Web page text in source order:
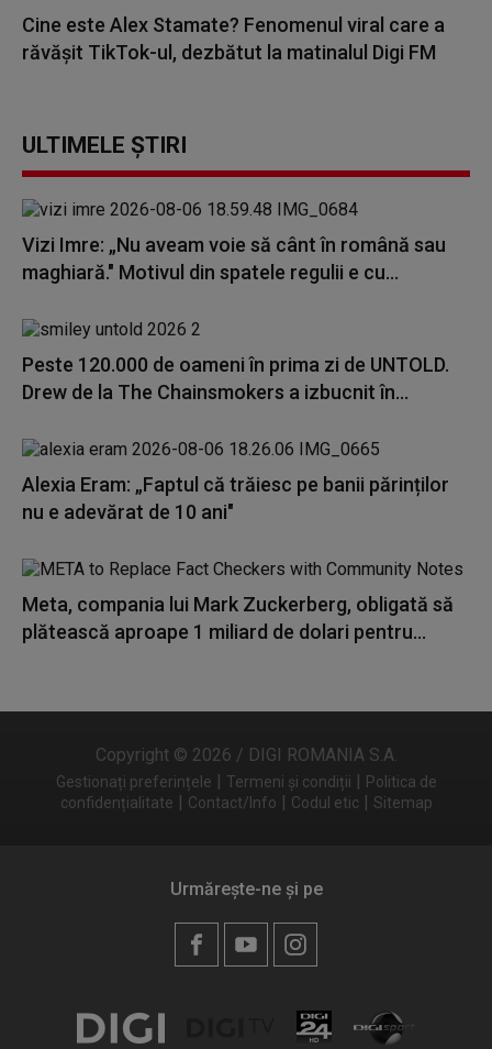
Cine este Alex Stamate? Fenomenul viral care a
răvășit TikTok-ul, dezbătut la matinalul Digi FM
ULTIMELE ȘTIRI
Vizi Imre: „Nu aveam voie să cânt în română sau
maghiară." Motivul din spatele regulii e cu...
Peste 120.000 de oameni în prima zi de UNTOLD.
Drew de la The Chainsmokers a izbucnit în...
Alexia Eram: „Faptul că trăiesc pe banii părinților
nu e adevărat de 10 ani"
Meta, compania lui Mark Zuckerberg, obligată să
plătească aproape 1 miliard de dolari pentru...
Copyright © 2026 / DIGI ROMANIA S.A.
Gestionați preferințele | Termeni și condiții | Politica de
confidențialitate | Contact/Info | Codul etic | Sitemap
Urmărește-ne și pe